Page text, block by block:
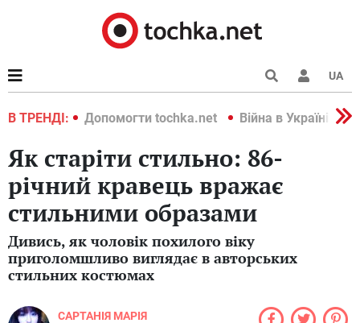
UA
В ТРЕНДІ:
2022 Допомогти tochka.net Війна в Україні 2022
Як старіти стильно: 86-
річний кравець вражає
стильними образами
Дивись, як чоловік похилого віку
приголомшливо виглядає в авторських
стильних костюмах
САРТАНІЯ МАРІЯ